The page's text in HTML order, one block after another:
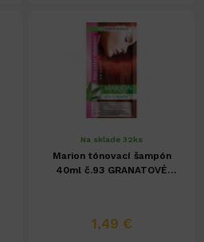
Na sklade 32ks
Marion tónovací šampón
40ml č.93 GRANATOVÉ
1,49 €